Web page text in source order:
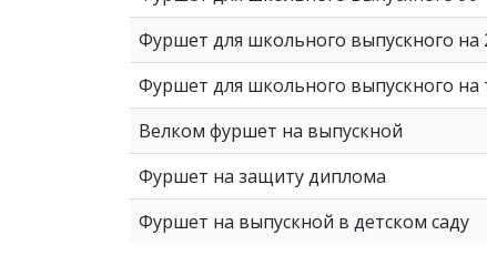
Фуршет для школьного выпускного на
Фуршет для школьного выпускного на
Велком фуршет на выпускной
Фуршет на защиту диплома
Фуршет на выпускной в детском саду